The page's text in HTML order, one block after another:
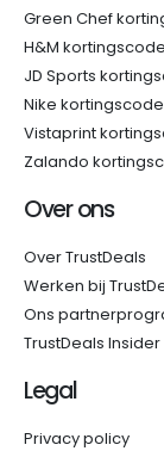
Green Chef
H&M
JD Sports
Nike
Vistaprint
Zalando
Over ons
Over TrustDeals
Werken bij
Ons
TrustDeals Insider
Legal
Privacy policy